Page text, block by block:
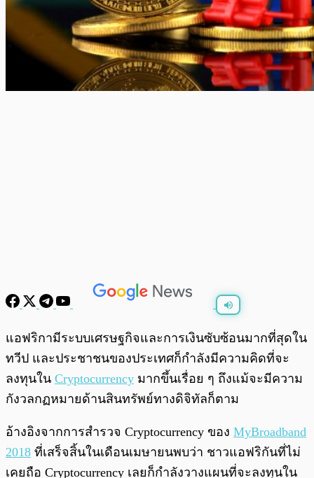
พร้อมเล่น 0:00
แอฟริกามีระบบเศรษฐกิจและการเงินซับซ้อนมากที่สุดใน
ทวีป และประชาชนของประเทศก็กำลังมีความคิดที่จะ
ลงทุนใน Cryptocurrency มากขึ้นเรื่อย ๆ ถึงแม้จะมีความ
กังวลกฏหมายด้านสินทรัพย์ทางดิจิทัลก็ตาม
อ้างอิงจากการสำรวจ Cryptocurrency ของ MyBroadband
2018 ที่เสร็จสิ้นในเดือนเมษายนพบว่า ชาวแอฟริกันที่ไม่
เคยถือ Cryptocurrency เลยก็กำลังวางแผนที่จะลงทุนใน